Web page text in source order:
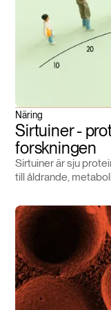
Näring
Sirtuiner -
forskningen
Sirtuiner är sju
till åldrande,